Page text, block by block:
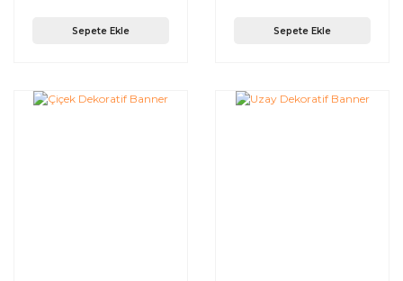
Sepete Ekle Sepete Ekle